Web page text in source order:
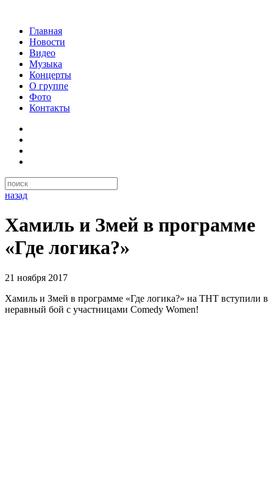
Главная
Новости
Видео
Музыка
Концерты
О группе
Фото
Контакты
назад
Хамиль и Змей в программе
«Где логика?»
21 ноября 2017
Хамиль и Змей в программе «Где логика?» на ТНТ вступили в
неравный бой с участницами Comedy Women!